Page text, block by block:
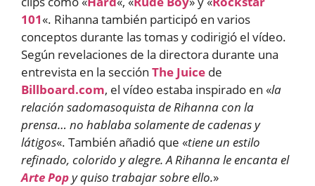
101«. Rihanna también participó en varios
conceptos durante las tomas y codirigió el vídeo.
Según revelaciones de la directora durante una
entrevista en la sección The Juice de
Billboard.com, el vídeo estaba inspirado en «la
relación sadomasoquista de Rihanna con la
prensa… no hablaba solamente de cadenas y
látigos«. También añadió que «tiene un estilo
refinado, colorido y alegre. A Rihanna le encanta el
Arte Popy quiso trabajar sobre ello.»